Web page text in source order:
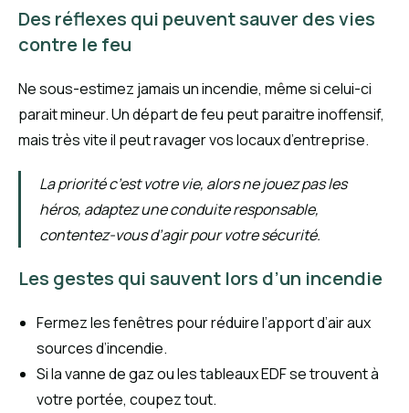
Des réflexes qui peuvent sauver des vies
contre le feu
Ne sous-estimez jamais un incendie, même si celui-ci
parait mineur. Un départ de feu peut paraitre inoffensif,
mais très vite il peut ravager vos locaux d’entreprise.
La priorité c’est votre vie, alors ne jouez pas les
héros, adaptez une conduite responsable,
contentez-vous d’agir pour votre sécurité.
Les gestes qui sauvent lors d’un incendie
Fermez les fenêtres pour réduire l’apport d’air aux
sources d’incendie.
Si la vanne de gaz ou les tableaux EDF se trouvent à
votre portée, coupez tout.